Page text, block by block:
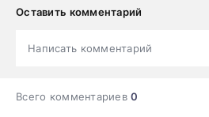
Оставить комментарий
Написать комментарий
Всего комментариев0